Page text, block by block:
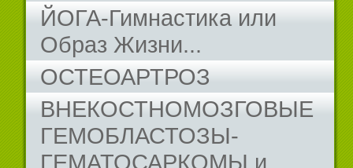
ЙОГА-Гимнастика или
Образ Жизни...
ОСТЕОАРТРОЗ
ВНЕКОСТНОМОЗГОВЫЕ
ГЕМОБЛАСТОЗЫ-
ГЕМАТОСАРКОМЫ и